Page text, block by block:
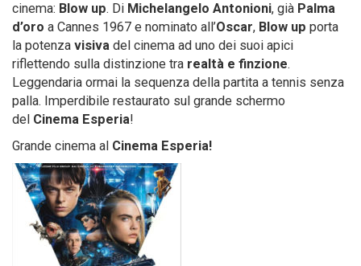
cinema: Blow up. Di Michelangelo Antonioni, già Palma
d’oro a Cannes 1967 e nominato all’Oscar, Blow up porta
la potenza visiva del cinema ad uno dei suoi apici
riflettendo sulla distinzione tra realtà e finzione.
Leggendaria ormai la sequenza della partita a tennis senza
palla. Imperdibile restaurato sul grande schermo
del Cinema Esperia!
Grande cinema al Cinema Esperia!